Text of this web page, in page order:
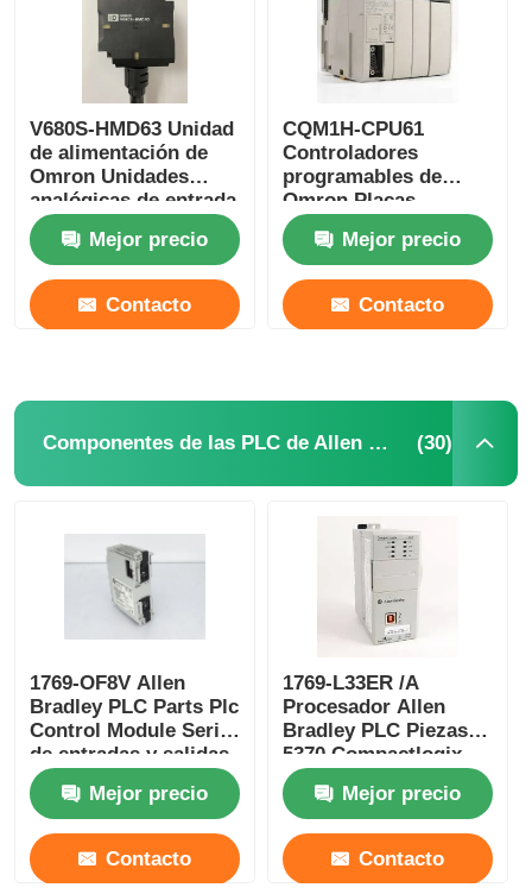
V680S-HMD63 Unidad
de alimentación de
Omron Unidades
analógicas de entrada
y salida
Mejor precio
Contacto
CQM1H-CPU61
Controladores
programables de
Omron Placas
internas
Mejor precio
Contacto
Componentes de las PLC de Allen Bradley (30)
1769-OF8V Allen
Bradley PLC Parts Plc
Control Module Serie
de entradas y salidas
compactas
Mejor precio
Contacto
1769-L33ER /A
Procesador Allen
Bradley PLC Piezas
5370 Compactlogix
Ethernet Module2MB
Mejor precio
Contacto